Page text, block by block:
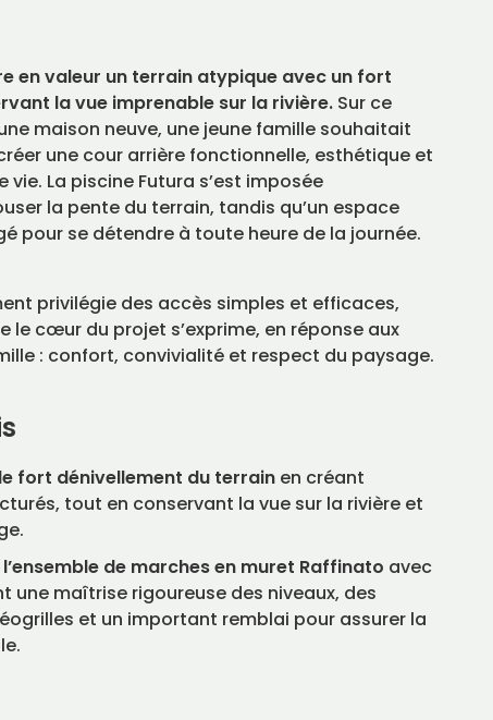
en valeur un terrain atypique avec un fort
la vue imprenable sur la rivière. Sur ce
maison neuve, une jeune famille souhaitait
une cour arrière fonctionnelle, esthétique et
La piscine Futura s’est imposée
la pente du terrain, tandis qu’un espace
pour se détendre à toute heure de la journée.
privilégie des accès simples et efficaces,
le cœur du projet s’exprime, en réponse aux
: confort, convivialité et respect du paysage.
fort dénivellement du terrain en créant
tout en conservant la vue sur la rivière et
de marches en muret Raffinato avec
une maîtrise rigoureuse des niveaux, des
et un important remblai pour assurer la